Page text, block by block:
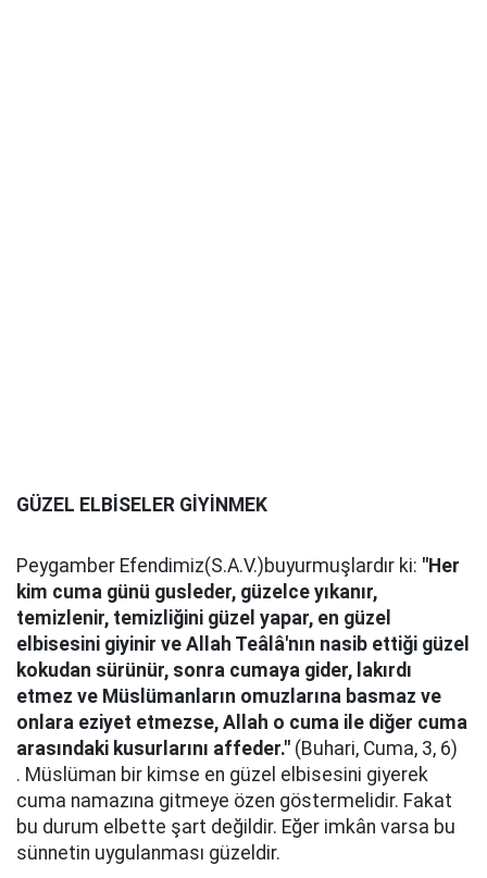
GÜZEL ELBİSELER GİYİNMEK
Peygamber Efendimiz(S.A.V.)buyurmuşlardır ki: "Her
kim cuma günü gusleder, güzelce yıkanır,
temizlenir, temizliğini güzel yapar, en güzel
elbisesini giyinir ve Allah Teâlâ'nın nasib ettiği güzel
kokudan sürünür, sonra cumaya gider, lakırdı
etmez ve Müslümanların omuzlarına basmaz ve
onlara eziyet etmezse, Allah o cuma ile diğer cuma
arasındaki kusurlarını affeder." (Buhari, Cuma, 3, 6)
. Müslüman bir kimse en güzel elbisesini giyerek
cuma namazına gitmeye özen göstermelidir. Fakat
bu durum elbette şart değildir. Eğer imkân varsa bu
sünnetin uygulanması güzeldir.